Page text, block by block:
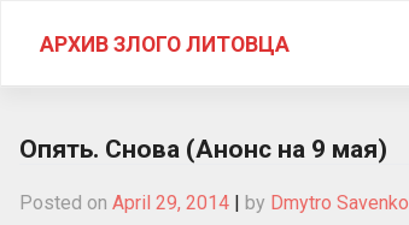
АРХИВ ЗЛОГО ЛИТОВЦА
Опять. Снова (Анонс на 9 мая)
Posted on April 29, 2014 | by Dmytro Savenko